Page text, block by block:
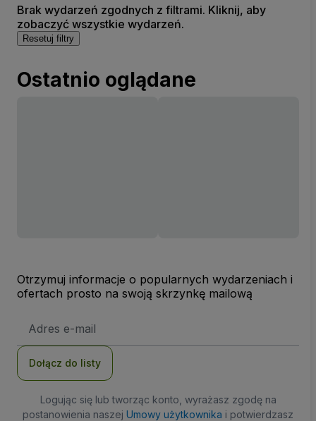
Brak wydarzeń zgodnych z filtrami. Kliknij, aby
zobaczyć wszystkie wydarzeń.
Resetuj filtry
Ostatnio oglądane
Otrzymuj informacje o popularnych wydarzeniach i
ofertach prosto na swoją skrzynkę mailową
e-
Dołącz do listy
Logując się lub tworząc konto, wyrażasz zgodę na
postanowienia naszej Umowy użytkownika i potwierdzasz